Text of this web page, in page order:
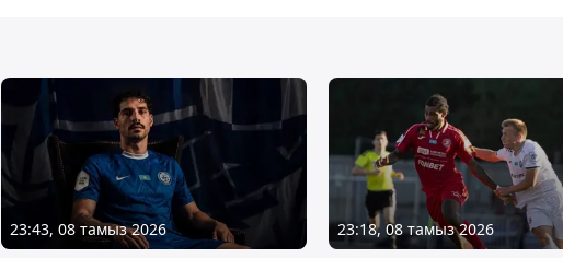
23:43, 08 тамыз 2026 23:18, 08 тамыз 2026